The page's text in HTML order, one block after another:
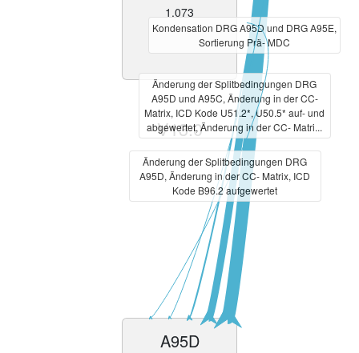
1.073
V13.0
A95D
Kondensation DRG A95D und DRG A95E,
Sortierung Prä- MDC
Änderung der Splitbedingungen DRG
A95D und A95C, Änderung in der CC-
Matrix, ICD Kode U51.2*, U50.5* auf- und
abgewertet, Änderung in der CC- Matri...
Änderung der Splitbedingungen DRG
A95D, Änderung in der CC- Matrix, ICD
Kode B96.2 aufgewertet